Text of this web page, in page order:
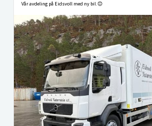
Vår avdeling på Eidsvoll med ny bil.😊